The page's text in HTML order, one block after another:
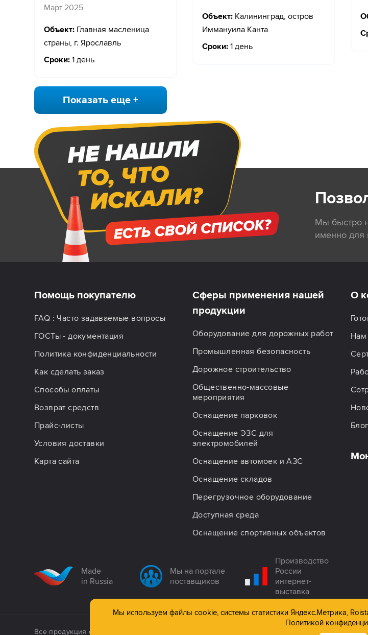
Март 2025
Объект: Главная масленица
страны, г. Ярославль
Сроки: 1 день
Объект: Калининград, остров
Иммануила Канта
Сроки: 1 день
Показать еще +
Мы быстро
именно для
Помощь покупателю
FAQ : Часто задаваемые вопросы
ГОСТы - документация
Политика конфиденциальности
Как сделать заказ
Способы оплаты
Возврат средств
Прайс-листы
Условия доставки
Карта сайта
Сферы применения нашей
продукции
Оборудование для дорожных работ
Промышленная безопасность
Дорожное строительство
Общественно-массовые
мероприятия
Оснащение парковок
Оснащение ЭЗС для
электромобилей
Оснащение автомоек и АЗС
Оснащение складов
Перегрузочное оборудование
Доступная среда
Оснащение спортивных объектов
О
Нам
Made
in Russia
Мы на портале
поставщиков
Производство
России
интернет-
выставка
Все продукция сертифицирована. Использование материалов сайта строго запрещено!
Мы используем файлы cookie, системы статистики Яндекс.Метрика,
Политикой